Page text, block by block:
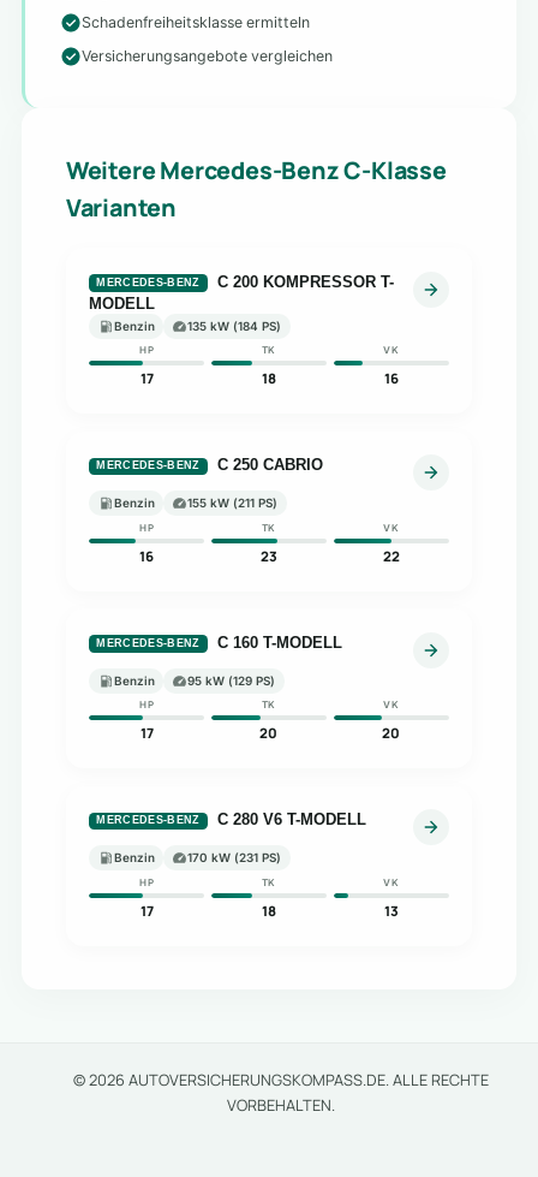
Schadenfreiheitsklasse ermitteln
Versicherungsangebote vergleichen
Weitere Mercedes-Benz C-Klasse
Varianten
MERCEDES-BENZ
C 200 KOMPRESSOR T-
MODELL
Benzin 135 kW (184 PS)
HP
17
TK
18
VK
16
MERCEDES-BENZ C 250 CABRIO
Benzin 155 kW (211 PS)
HP
16
TK
23
VK
22
MERCEDES-BENZ C 160 T-MODELL
Benzin 95 kW (129 PS)
HP
17
TK
20
VK
20
MERCEDES-BENZ C 280 V6 T-MODELL
Benzin 170 kW (231 PS)
HP
17
TK
18
VK
13
© 2026 AUTOVERSICHERUNGSKOMPASS.DE. ALLE RECHTE
VORBEHALTEN.